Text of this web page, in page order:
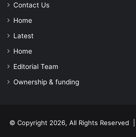
Contact Us
Home
Latest
Home
Editorial Team
Ownership & funding
© Copyright 2026, All Rights Reserved |